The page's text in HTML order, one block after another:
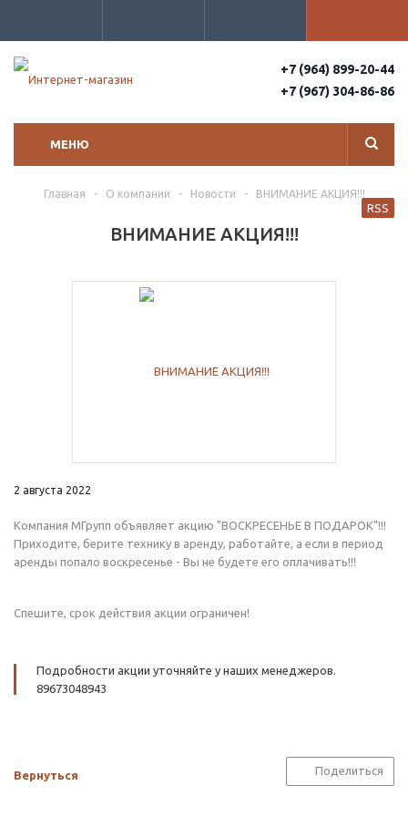
+7 (964) 899-20-44
+7 (967) 304-86-86
МЕНЮ
Главная - О компании - Новости - ВНИМАНИЕ АКЦИЯ!!!
ВНИМАНИЕ АКЦИЯ!!!
RSS
2 августа 2022
Компания МГрупп объявляет акцию "ВОСКРЕСЕНЬЕ В ПОДАРОК"!!!
Приходите, берите технику в аренду, работайте, а если в период
аренды попало воскресенье - Вы не будете его оплачивать!!!
Спешите, срок действия акции ограничен!
Подробности акции уточняйте у наших менеджеров.
89673048943
Вернуться Поделиться